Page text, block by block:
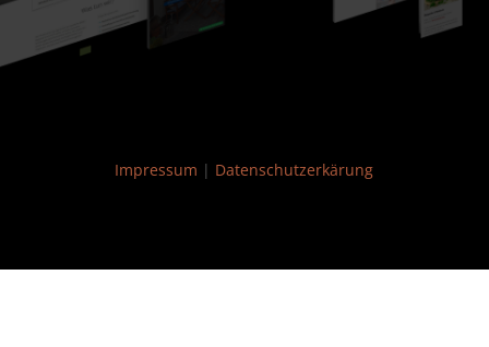
Impressum | Datenschutzerkärung